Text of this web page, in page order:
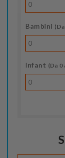
0
Bambini
0
Infant (Da 0
0